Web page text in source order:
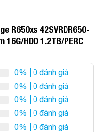
R650xs 42SVRDR650-
HDD 1.2TB/PERC
0% | 0 đánh giá
0% | 0 đánh giá
0% | 0 đánh giá
0% | 0 đánh giá
0% | 0 đánh giá